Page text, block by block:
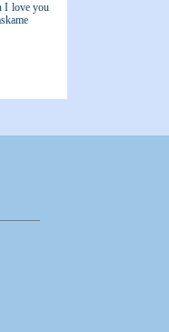
I love you